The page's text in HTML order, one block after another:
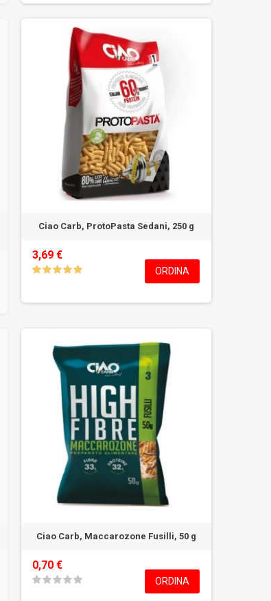
Ciao Carb, ProtoPasta Sedani, 250 g
3,69 €
ORDINA
Ciao Carb, Maccarozone Fusilli, 50 g
0,70 €
ORDINA